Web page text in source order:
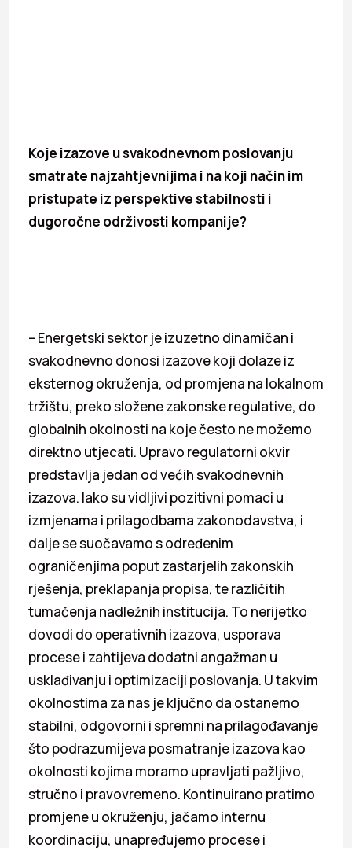
Koje izazove u svakodnevnom poslovanju
smatrate najzahtjevnijima i na koji način im
pristupate iz perspektive stabilnosti i
dugoročne održivosti kompanije?
– Energetski sektor je izuzetno dinamičan i
svakodnevno donosi izazove koji dolaze iz
eksternog okruženja, od promjena na lokalnom
tržištu, preko složene zakonske regulative, do
globalnih okolnosti na koje često ne možemo
direktno utjecati. Upravo regulatorni okvir
predstavlja jedan od većih svakodnevnih
izazova. Iako su vidljivi pozitivni pomaci u
izmjenama i prilagodbama zakonodavstva, i
dalje se suočavamo s određenim
ograničenjima poput zastarjelih zakonskih
rješenja, preklapanja propisa, te različitih
tumačenja nadležnih institucija. To nerijetko
dovodi do operativnih izazova, usporava
procese i zahtijeva dodatni angažman u
usklađivanju i optimizaciji poslovanja. U takvim
okolnostima za nas je ključno da ostanemo
stabilni, odgovorni i spremni na prilagođavanje
što podrazumijeva posmatranje izazova kao
okolnosti kojima moramo upravljati pažljivo,
stručno i pravovremeno. Kontinuirano pratimo
promjene u okruženju, jačamo internu
koordinaciju, unapređujemo procese i